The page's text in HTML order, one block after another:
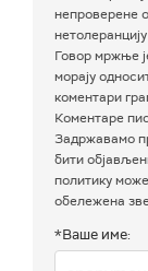
непроверене
Говор мржње
морају
коментари
Коментаре
Задржавамо
бити
политику
обележена
*Ваше име: